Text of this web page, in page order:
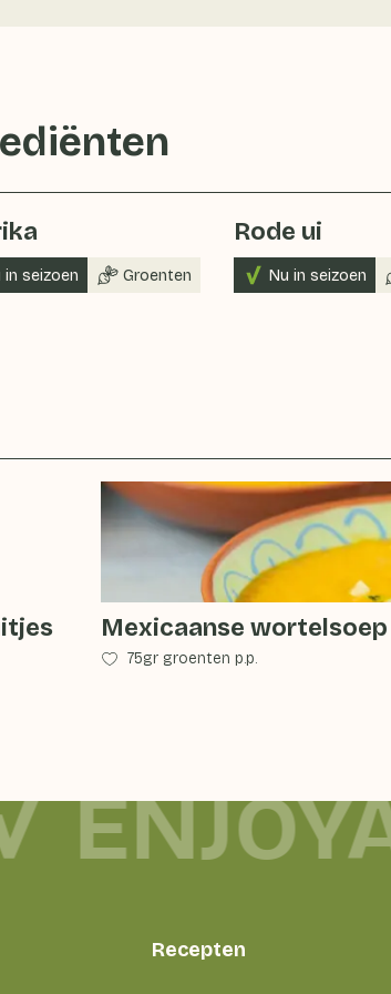
in seizoen Groenten
Rode ui
Nu in seizoen
Mexicaanse wortelsoep
75gr groenten p.p.
ENJOYA
Recepten